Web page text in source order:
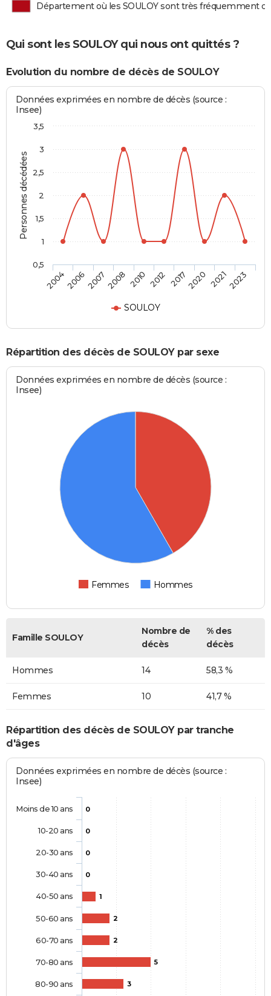
Département où les SOULOY sont très fréquemment
Qui sont les SOULOY qui nous ont quittés ?
Evolution du nombre de décès de SOULOY
Personnes décédées
Données exprimées en nombre de décès (source :
Insee)
SOULOY
2004200620072008 2010 2012 20172020 20212023
0,5
1
1,5
2
2,5
3
3,5
Répartition des décès de SOULOY par sexe
Données exprimées en nombre de décès (source :
Insee)
Femmes Hommes
Famille SOULOY
Nombre de
décès
% des
décès
Hommes 14 58,3 %
Femmes 10 41,7 %
Répartition des décès de SOULOY par tranche
d'âges
Données exprimées en nombre de décès (source :
Insee)
0
0
0
0
1
2
2
5
3
Moins de 10 ans
10-20 ans
20-30 ans
30-40 ans
40-50 ans
50-60 ans
60-70 ans
70-80 ans
80-90 ans